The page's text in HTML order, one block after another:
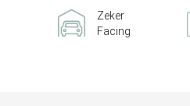
Zeker
Facing